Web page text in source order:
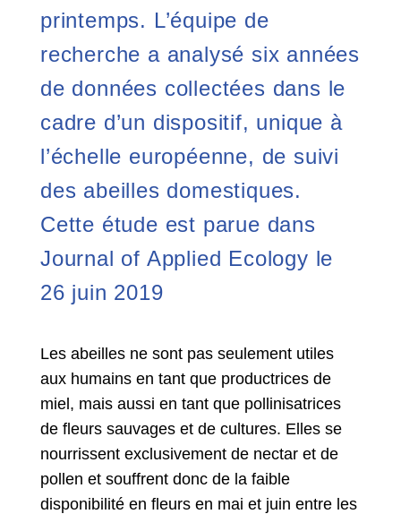
printemps. L’équipe de
recherche a analysé six années
de données collectées dans le
cadre d’un dispositif, unique à
l’échelle européenne, de suivi
des abeilles domestiques.
Cette étude est parue dans
Journal of Applied Ecology le
26 juin 2019
Les abeilles ne sont pas seulement utiles
aux humains en tant que productrices de
miel, mais aussi en tant que pollinisatrices
de fleurs sauvages et de cultures. Elles se
nourrissent exclusivement de nectar et de
pollen et souffrent donc de la faible
disponibilité en fleurs en mai et juin entre les